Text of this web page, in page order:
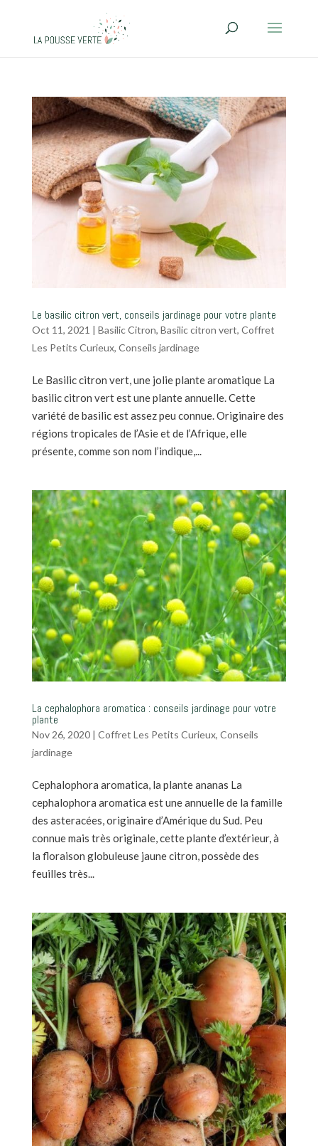
Le basilic citron vert, conseils jardinage pour votre plante
Oct 11, 2021 | Basilic Citron, Basilic citron vert, Coffret
Les Petits Curieux, Conseils jardinage
Le Basilic citron vert, une jolie plante aromatique La
basilic citron vert est une plante annuelle. Cette
variété de basilic est assez peu connue. Originaire des
régions tropicales de l’Asie et de l’Afrique, elle
présente, comme son nom l’indique,...
La cephalophora aromatica : conseils jardinage pour votre
plante
Nov 26, 2020| Coffret Les Petits Curieux, Conseils
jardinage
Cephalophora aromatica, la plante ananas La
cephalophora aromatica est une annuelle de la famille
des asteracées, originaire d’Amérique du Sud. Peu
connue mais très originale, cette plante d’extérieur, à
la floraison globuleuse jaune citron, possède des
feuilles très...